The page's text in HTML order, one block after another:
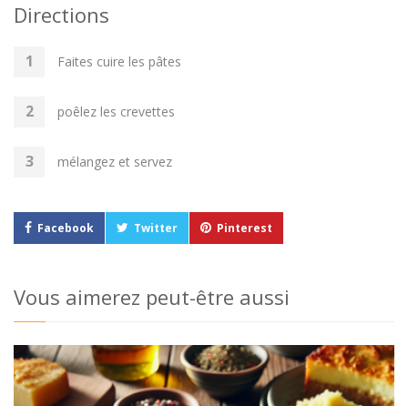
Directions
Faites cuire les pâtes
poêlez les crevettes
mélangez et servez
Facebook Twitter Pinterest
Vous aimerez peut-être aussi